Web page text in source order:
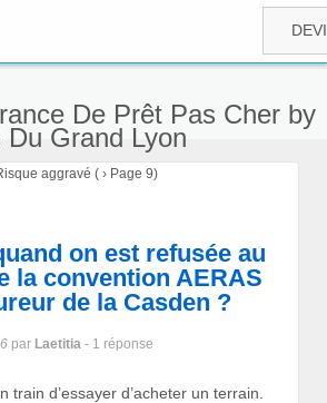
De Prêt Pas Cher by
Du Grand Lyon
aggravé ( › Page 9)
on est refusée au
la convention AERAS
de la Casden ?
par Laetitia - 1 réponse
train d’essayer d’acheter un terrain.